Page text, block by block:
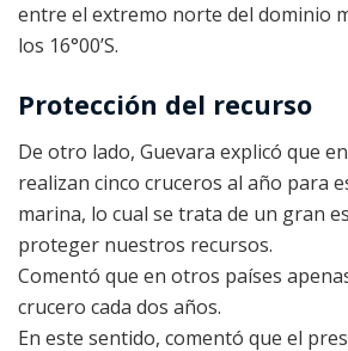
entre el extremo norte del dominio
los 16°00’S.
Protección del recurso
De otro lado, Guevara explicó que
realizan cinco cruceros al año para
marina, lo cual se trata de un gran
proteger nuestros recursos.
Comentó que en otros países
crucero cada dos años.
En este sentido, comentó que el